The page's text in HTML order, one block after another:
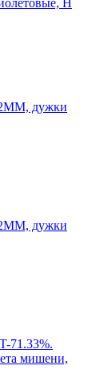
дужки
дужки
71.33%.
мишени,